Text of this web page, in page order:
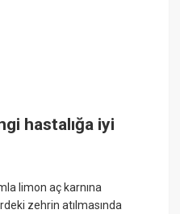
hastalığa iyi
limon aç karnına
zehrin atılmasında